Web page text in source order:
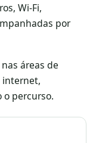
Wi-Fi,
por
áreas de
internet,
percurso.